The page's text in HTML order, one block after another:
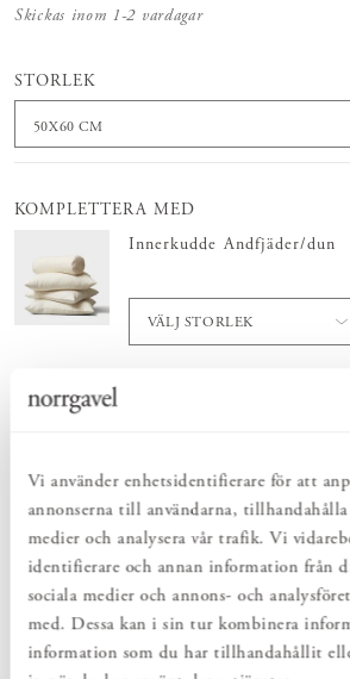
Vi använder enhetsidentifierare för att
annonserna till användarna,
medier och analysera vår trafik. Vi
identifierare och annan information från
sociala medier och annons- och
med. Dessa kan i sin tur kombinera
information som du har tillhandahållit
Skickas inom 1-2 vardagar
STORLEK
50X60 CM
KOMPLETTERA MED
Innerkudde Andfjäder/dun
VÄLJ STORLEK
Lägg i varukorgen
PRODUKTBESKRIVNING
I ett nära samarbete med franska Caravane